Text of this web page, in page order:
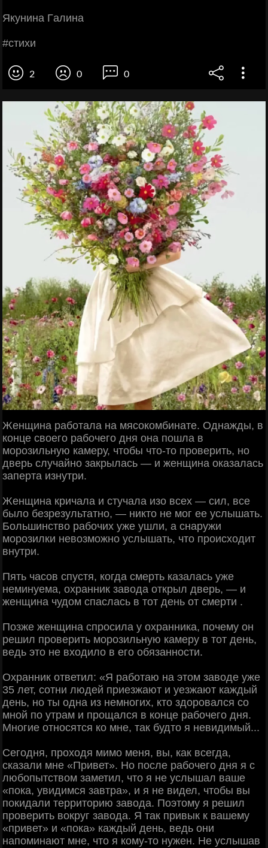
Якунинa Γaлинa
#cтихи
2 0 0
Женщина работала на мясокомбинате. Однажды, в
конце своего рабочего дня она пошла в
морозильную камеру, чтобы что-то проверить, но
дверь случайно закрылась — и женщина оказалась
заперта изнутри.
Женщина кричала и стучала изо всех — сил, все
было безрезультатно, — никто не мог ее услышать.
Большинство рабочих уже ушли, а снаружи
морозилки невозможно услышать, что происходит
внутри.
Пять часов спустя, когда смерть казалась уже
неминуема, охранник завода открыл дверь, — и
женщина чудом спаслась в тот день от смерти .
Позже женщина спросила у охранника, почему он
решил проверить морозильную камеру в тот день,
ведь это не входило в его обязанности.
Охранник ответил: «Я работаю на этом заводе уже
35 лет, сотни людей приезжают и уезжают каждый
день, но ты одна из немногих, кто здоровался со
мной по утрам и прощался в конце рабочего дня.
Многие относятся ко мне, так будто я невидимый...
Сегодня, проходя мимо меня, вы, как всегда,
сказали мне «Привет». Но после рабочего дня я с
любопытством заметил, что я не услышал ваше
«пока, увидимся завтра», и я не видел, чтобы вы
покидали территорию завода. Поэтому я решил
проверить вокруг завода. Я так привык к вашему
«привет» и «пока» каждый день, ведь они
напоминают мне, что я кому-то нужен. Не услышав